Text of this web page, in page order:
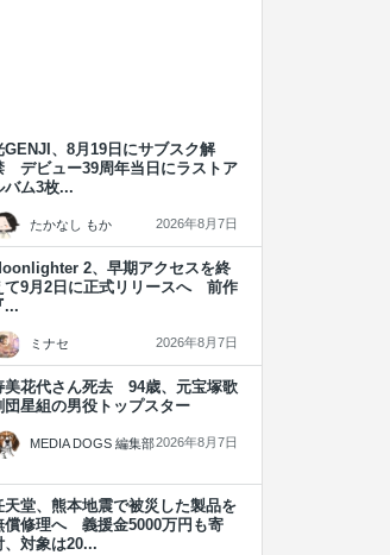
GENJI、8月19日にサブスク解
デビュー39周年当日にラストア
バム3枚...
たかなし もか 2026年8月7日
2、早期アクセスを終
て9月2日に正式リリースへ 前作
...
ミナセ 2026年8月7日
美花代さん死去 94歳、元宝塚歌
団星組の男役トップスター
MEDIA DOGS 編集部2026年8月7日
天堂、熊本地震で被災した製品を
償修理へ 義援金5000万円も寄
、対象は20...